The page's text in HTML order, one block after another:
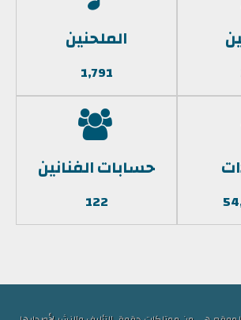
الملحنين
1,791
حسابات الفنانين
122